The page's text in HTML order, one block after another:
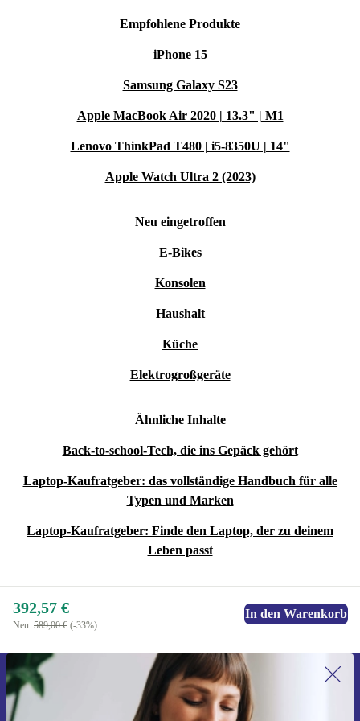
Empfohlene Produkte
iPhone 15
Samsung Galaxy S23
Apple MacBook Air 2020 | 13.3" | M1
Lenovo ThinkPad T480 | i5-8350U | 14"
Apple Watch Ultra 2 (2023)
Neu eingetroffen
E-Bikes
Konsolen
Haushalt
Küche
Elektrogroßgeräte
Ähnliche Inhalte
Back-to-school-Tech, die ins Gepäck gehört
Laptop-Kaufratgeber: das vollständige Handbuch für alle
Typen und Marken
Laptop-Kaufratgeber: Finde den Laptop, der zu deinem
Leben passt
392,57 €
Neu: 589,00 € (-33%)
In den Warenkorb
Erstmals zum Newsletter anmelden,
15 € sparen!